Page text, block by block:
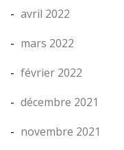
avril 2022
mars 2022
février 2022
décembre 2021
novembre 2021